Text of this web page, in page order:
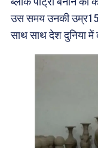
उस समय उनकी
साथ साथ देश दुनिया में